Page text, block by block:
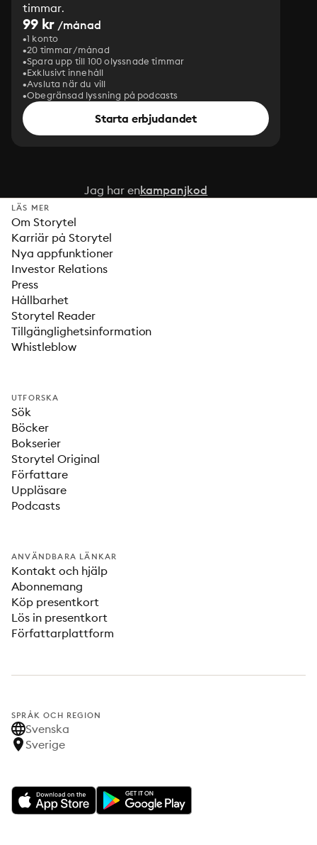
timmar.
99 kr /månad
1 konto
20 timmar/månad
Spara upp till 100 olyssnade timmar
Exklusivt innehåll
Avsluta när du vill
Obegränsad lyssning på podcasts
Starta erbjudandet
Jag har enkampanjkod
LÄS MER
Om Storytel
Karriär på Storytel
Nya appfunktioner
Investor Relations
Press
Hållbarhet
Storytel Reader
Tillgänglighetsinformation
Whistleblow
UTFORSKA
Sök
Böcker
Bokserier
Storytel Original
Författare
Uppläsare
Podcasts
ANVÄNDBARA LÄNKAR
Kontakt och hjälp
Abonnemang
Köp presentkort
Lös in presentkort
Författarplattform
SPRÅK OCH REGION
Svenska
Sverige